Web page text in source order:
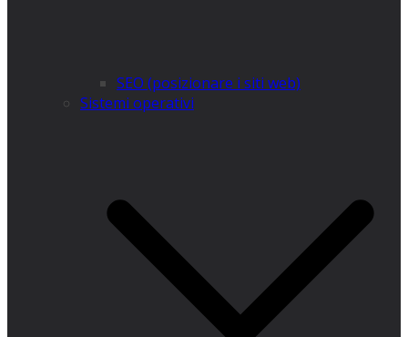
SEO (posizionare i siti web)
Sistemi operativi